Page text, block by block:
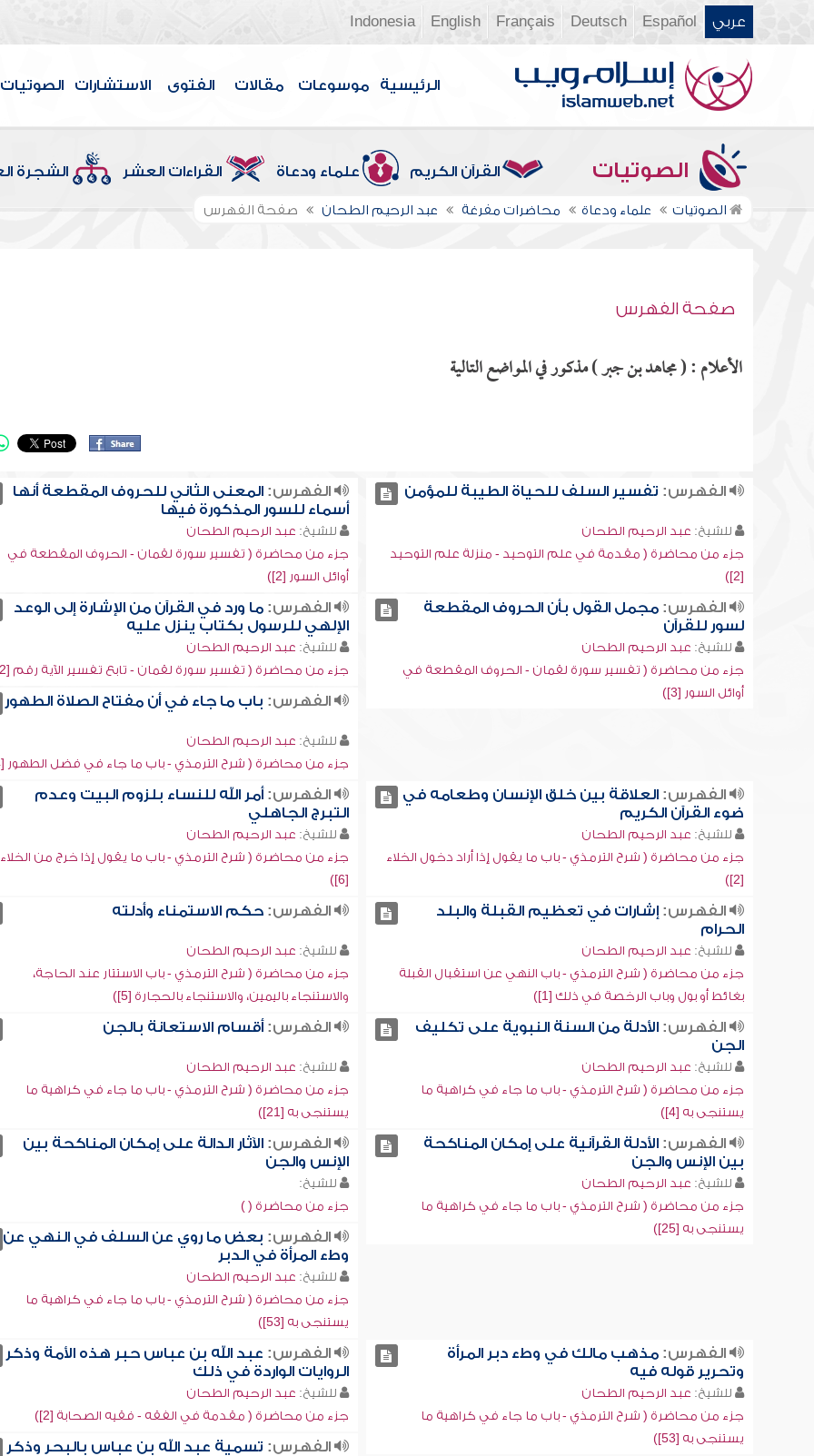
عربي Español
Deutsch
Français
English
Indonesia
الرئيسية موسوعات مقالات الفتوى الاستشارات الصوتيات
الصوتيات القرآن الكريم علماء ودعاة القراءات العشر الشجرة
الصوتيات علماء ودعاة محاضرات مفرغة عبد الرحيم الطحان صفحة الفهرس
صفحة الفهرس
الأعلام : ( مجاهد بن جبر ) مذكور في المواضع التالية
الفهرس: تفسير السلف للحياة الطيبة للمؤمن
للشيخ: عبد الرحيم الطحان
جزء من محاضرة ( مقدمة في علم التوحيد - منزلة علم التوحيد
[2])
الفهرس: المعنى الثاني للحروف المقطعة أنها
أسماء للسور المذكورة فيها
للشيخ: عبد الرحيم الطحان
جزء من محاضرة ( تفسير سورة لقمان - الحروف المقطعة في
أوائل السور [2])
الفهرس:مجمل القول بأن الحروف المقطعة
لسور للقرآن
للشيخ: عبد الرحيم الطحان
جزء من محاضرة ( تفسير سورة لقمان - الحروف المقطعة في
أوائل السور [3])
الفهرس: ما ورد في القرآن من الإشارة إلى الوعد
الإلهي للرسول بكتاب ينزل عليه
للشيخ: عبد الرحيم الطحان
جزء من محاضرة ( تفسير سورة لقمان - تابع تفسير الآية رقم [2])
الفهرس: باب ما جاء في أن مفتاح الصلاة الطهور
للشيخ: عبد الرحيم الطحان
جزء من محاضرة ( شرح الترمذي - باب ما جاء في فضل الطهور [4])
الفهرس:العلاقة بين خلق الإنسان وطعامه في
ضوء القرآن الكريم
للشيخ: عبد الرحيم الطحان
جزء من محاضرة ( شرح الترمذي - باب ما يقول إذا أراد دخول الخلاء
[2])
الفهرس: أمر الله للنساء بلزوم البيت وعدم
التبرج الجاهلي
للشيخ: عبد الرحيم الطحان
جزء من محاضرة ( شرح الترمذي - باب ما يقول إذا خرج من الخلاء
[6])
الفهرس:إشارات في تعظيم القبلة والبلد
الحرام
للشيخ: عبد الرحيم الطحان
جزء من محاضرة ( شرح الترمذي - باب النهي عن استقبال القبلة
بغائط أو بول وباب الرخصة في ذلك [1])
الفهرس: حكم الاستمناء وأدلته
للشيخ: عبد الرحيم الطحان
جزء من محاضرة ( شرح الترمذي - باب الاستتار عند الحاجة،
والاستنجاء باليمين، والاستنجاء بالحجارة [5])
الفهرس:الأدلة من السنة النبوية على تكليف
الجن
للشيخ: عبد الرحيم الطحان
جزء من محاضرة ( شرح الترمذي - باب ما جاء في كراهية ما
يستنجى به [4])
الفهرس: أقسام الاستعانة بالجن
للشيخ: عبد الرحيم الطحان
جزء من محاضرة ( شرح الترمذي - باب ما جاء في كراهية ما
يستنجى به [21])
الفهرس:الأدلة القرآنية على إمكان المناكحة
بين الإنس والجن
للشيخ: عبد الرحيم الطحان
جزء من محاضرة ( شرح الترمذي - باب ما جاء في كراهية ما
يستنجى به [25])
الفهرس: الآثار الدالة على إمكان المناكحة بين
الإنس والجن
للشيخ:
جزء من محاضرة ( )
الفهرس: بعض ما روي عن السلف في النهي عن
وطء المرأة في الدبر
للشيخ: عبد الرحيم الطحان
جزء من محاضرة ( شرح الترمذي - باب ما جاء في كراهية ما
يستنجى به [53])
الفهرس:مذهب مالك في وطء دبر المرأة
وتحرير قوله فيه
للشيخ: عبد الرحيم الطحان
جزء من محاضرة ( شرح الترمذي - باب ما جاء في كراهية ما
يستنجى به [53])
الفهرس: عبد الله بن عباس حبر هذه الأمة وذكر
الروايات الواردة في ذلك
للشيخ: عبد الرحيم الطحان
جزء من محاضرة ( مقدمة في الفقه - فقيه الصحابة [2])
الفهرس: تسمية عبد الله بن عباس بالبحر وذكر